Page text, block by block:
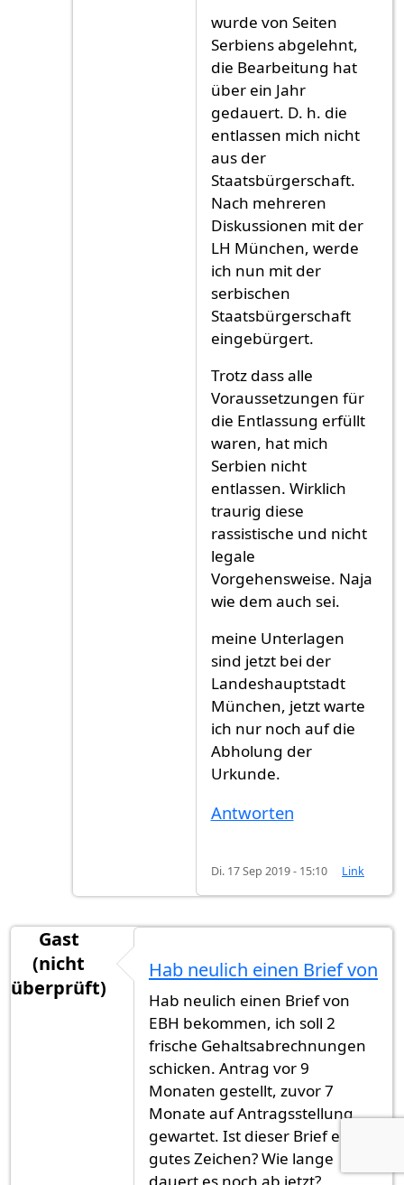
wurde von Seiten
Serbiens abgelehnt,
die Bearbeitung hat
über ein Jahr
gedauert. D. h. die
entlassen mich nicht
aus der
Staatsbürgerschaft.
Nach mehreren
Diskussionen mit der
LH München, werde
ich nun mit der
serbischen
Staatsbürgerschaft
eingebürgert.
Trotz dass alle
Voraussetzungen für
die Entlassung erfüllt
waren, hat mich
Serbien nicht
entlassen. Wirklich
traurig diese
rassistische und nicht
legale
Vorgehensweise. Naja
wie dem auch sei.
meine Unterlagen
sind jetzt bei der
Landeshauptstadt
München, jetzt warte
ich nur noch auf die
Abholung der
Urkunde.
Antworten
Di. 17 Sep 2019 - 15:10 Link
Gast
(nicht
überprüft)
Hab neulich einen Brief von
Hab neulich einen Brief von
EBH bekommen, ich soll 2
frische Gehaltsabrechnungen
schicken. Antrag vor 9
Monaten gestellt, zuvor 7
Monate auf Antragsstellung
gewartet. Ist dieser Brief ein
gutes Zeichen? Wie lange
dauert es noch ab jetzt?